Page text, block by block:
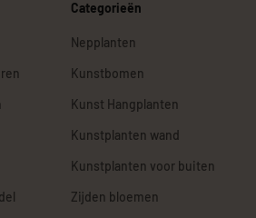
Categorieën
Nepplanten
Kunstbomen
Kunst Hangplanten
Kunstplanten wand
Kunstplanten voor buiten
Zijden bloemen